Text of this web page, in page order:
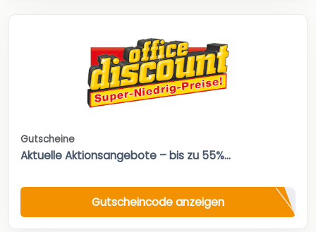
Gutscheine
Aktuelle Aktionsangebote – bis zu 55%...
Gutscheincode anzeigen